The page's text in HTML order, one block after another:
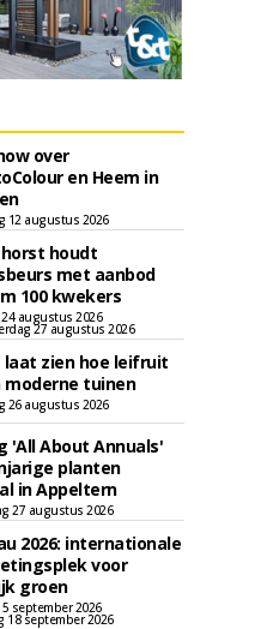
over
en Heem in
12 augustus 2026
houdt
met aanbod
100 kwekers
augustus 2026
27 augustus 2026
laat zien hoe leifruit
moderne tuinen
26 augustus 2026
'All About Annuals'
planten
in Appeltern
27 augustus 2026
2026: internationale
voor
groen
september 2026
18 september 2026